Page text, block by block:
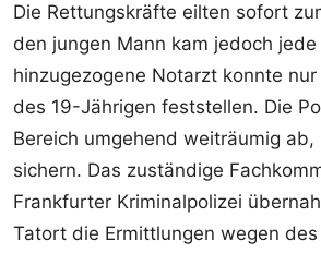
Die Rettungskräfte eilten sofort
den jungen Mann kam jedoch
hinzugezogene Notarzt konnte
des 19-Jährigen feststellen. Die
Bereich umgehend weiträumig ab,
sichern. Das zuständige
Frankfurter Kriminalpolizei
Tatort die Ermittlungen wegen